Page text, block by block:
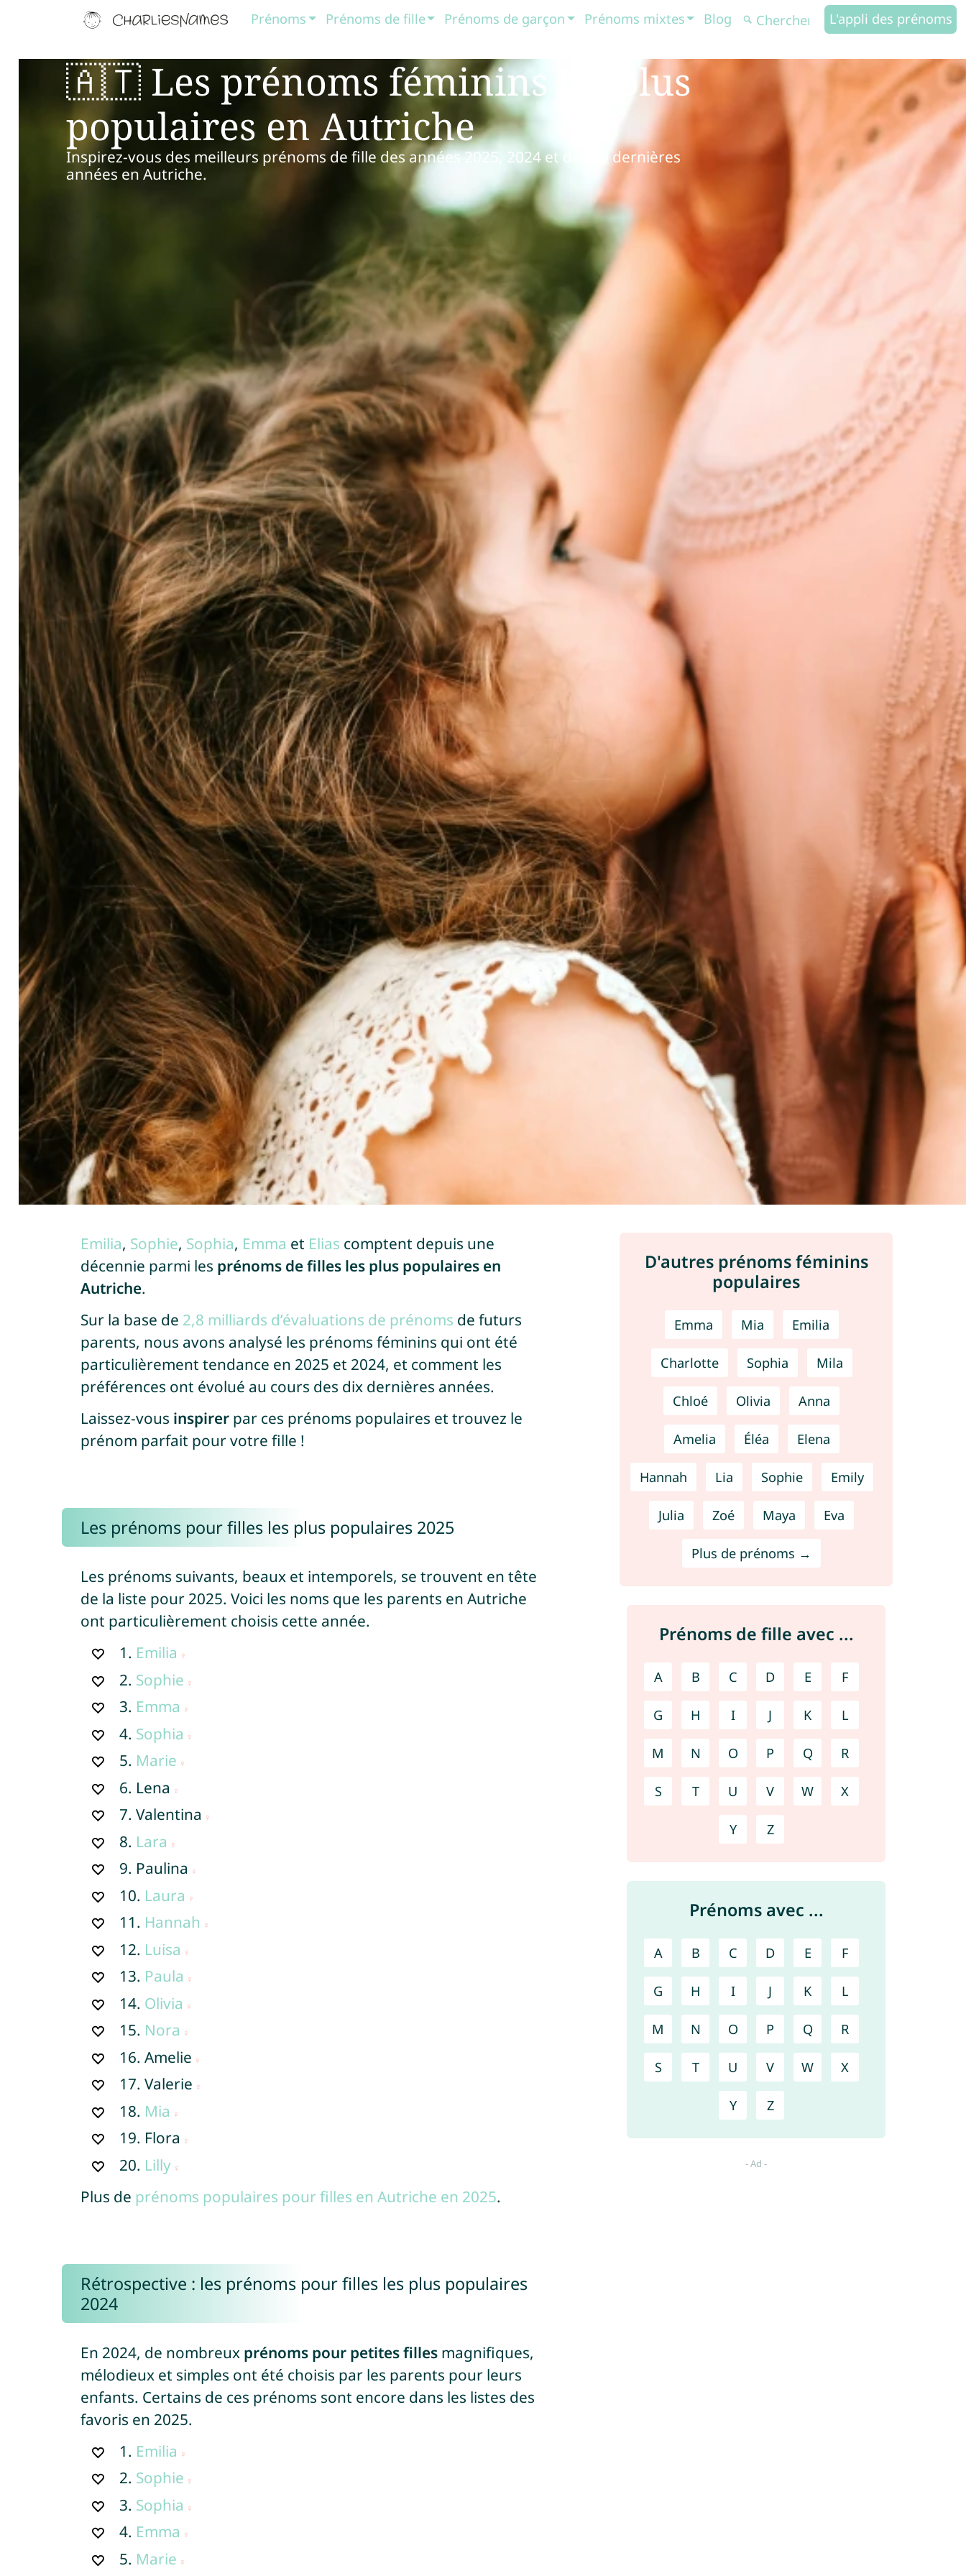
Prénoms Prénoms de fille Prénoms de garçon Prénoms mixtes Blog L'appli des prénoms
🇦🇹 Les prénoms féminins les plus
populaires en Autriche
Inspirez-vous des meilleurs prénoms de fille des années 2025, 2024 et des 10 dernières
années en Autriche.
Emilia, Sophie, Sophia, Emma et Elias comptent depuis une
décennie parmi les prénoms de filles les plus populaires en
Autriche.
Sur la base de 2,8 milliards d’évaluations de prénoms de futurs
parents, nous avons analysé les prénoms féminins qui ont été
particulièrement tendance en 2025 et 2024, et comment les
préférences ont évolué au cours des dix dernières années.
Laissez-vous inspirerpar ces prénoms populaires et trouvez le
prénom parfait pour votre fille !
Les prénoms pour filles les plus populaires 2025
Les prénoms suivants, beaux et intemporels, se trouvent en tête
de la liste pour 2025. Voici les noms que les parents en Autriche
ont particulièrement choisis cette année.
1. Emilia
2. Sophie
3. Emma
4. Sophia
5. Marie
6. Lena
7.Valentina
8. Lara
9. Paulina
10. Laura
11. Hannah
12. Luisa
13. Paula
14. Olivia
15. Nora
16.Amelie
17.Valerie
18. Mia
19. Flora
20. Lilly
Plus de prénoms populaires pour filles en Autriche en 2025.
Rétrospective : les prénoms pour filles les plus populaires
2024
En 2024, de nombreux prénoms pour petites fillesmagnifiques,
mélodieux et simples ont été choisis par les parents pour leurs
enfants. Certains de ces prénoms sont encore dans les listes des
favoris en 2025.
1. Emilia
2. Sophie
3. Sophia
4. Emma
5. Marie
D'autres prénoms féminins
populaires
Emma Mia Emilia
Charlotte Sophia Mila
Chloé Olivia Anna
Amelia Éléa Elena
Hannah Lia Sophie Emily
Julia Zoé Maya Eva
Plus de prénoms →
Prénoms de fille avec ...
A B C D E F
G H I J K L
M N O P Q R
S T U V W X
Y Z
Prénoms avec ...
A B C D E F
G H I J K L
M N O P Q R
S T U V W X
Y Z